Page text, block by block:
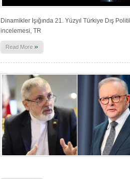
Dinamikler Işığında 21. Yüzyıl Türkiye Dış
incelemesi, TR
Read More »